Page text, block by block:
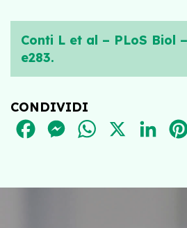
Conti L et al – PLoS Biol
e283.
CONDIVIDI
FACEBOOKMESSENGER
WHATSAPP